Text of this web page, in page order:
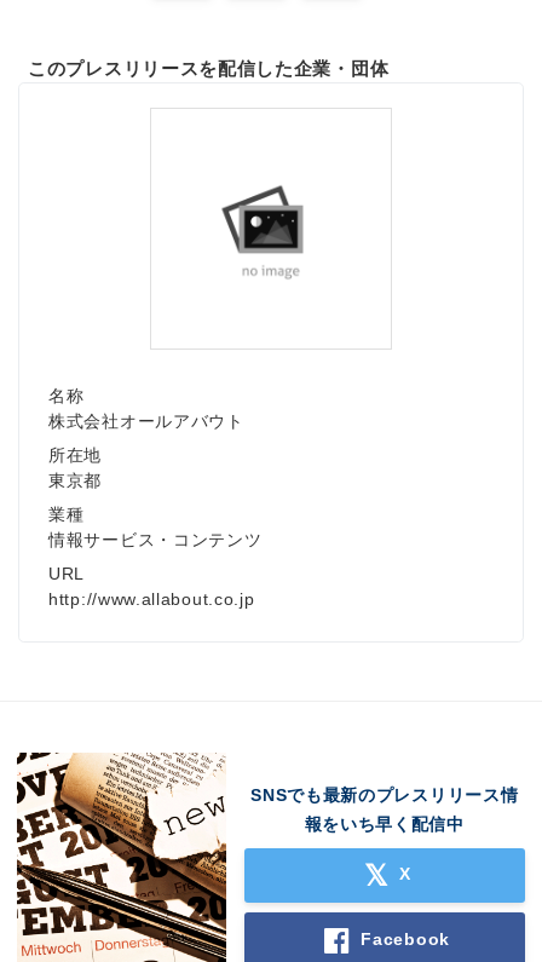
このプレスリリースを配信した企業・団体
名称
株式会社オールアバウト
所在地
東京都
業種
情報サービス・コンテンツ
URL
http://www.allabout.co.jp
SNSでも最新のプレスリリース情
報をいち早く配信中
X
Facebook